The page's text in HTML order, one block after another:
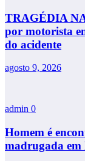
TRAGÉDIA
por motorista
do acidente
agosto 9, 2026
admin 0
Homem é
madrugada